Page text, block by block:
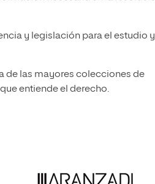
y legislación para el estudio
de las mayores colecciones de
entiende el derecho.